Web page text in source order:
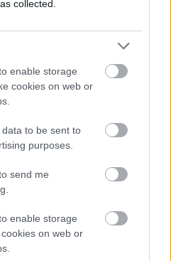
collected.
enable storage
cookies on web or
to be sent to
purposes.
send me
enable storage
on web or
alállomásokat ez a